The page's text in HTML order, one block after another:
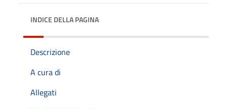
INDICE DELLA PAGINA
Descrizione
A cura di
Allegati